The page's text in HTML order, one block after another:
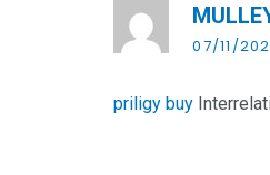
07/11/
priligy buy